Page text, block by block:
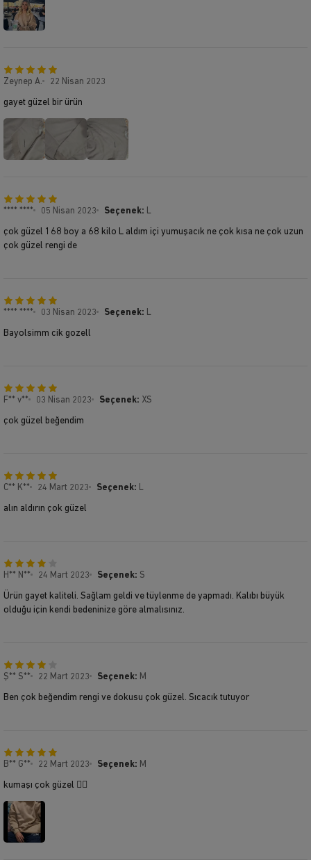
Zeynep A. 22 Nisan 2023
gayet güzel bir ürün
**** **** 05 Nisan 2023 Seçenek: L
çok güzel 168 boy a 68 kilo L aldım içi yumuşacık ne çok kısa ne çok uzun
çok güzel rengi de
**** **** 03 Nisan 2023 Seçenek: L
Bayolsimm cik gozell
F** v** 03 Nisan 2023 Seçenek: XS
çok güzel beğendim
C** K** 24 Mart 2023 Seçenek: L
alın aldırın çok güzel
H** N** 24 Mart 2023 Seçenek: S
Ürün gayet kaliteli. Sağlam geldi ve tüylenme de yapmadı. Kalıbı büyük
olduğu için kendi bedeninize göre almalısınız.
Ş** S** 22 Mart 2023 Seçenek: M
Ben çok beğendim rengi ve dokusu çok güzel. Sıcacık tutuyor
B** G** 22 Mart 2023 Seçenek: M
kumaşı çok güzel 👍🏼